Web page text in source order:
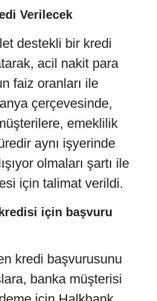
Verilecek
destekli bir kredi
acil nakit para
faiz oranları ile
çerçevesinde,
emeklilik
aynı işyerinde
olmaları şartı ile
için talimat verildi.
için başvuru
kredi başvurusunu
banka müşterisi